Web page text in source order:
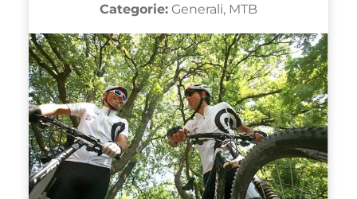
Categorie: Generali, MTB